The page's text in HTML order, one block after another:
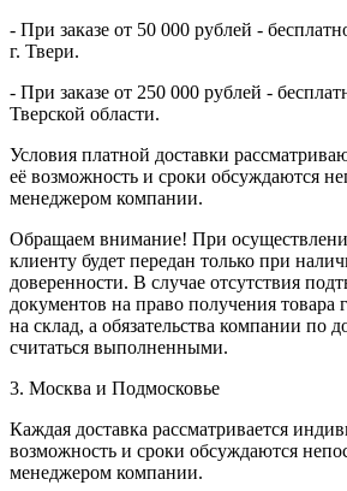
- При заказе от 50 000 рублей -
г. Твери.
- При заказе от 250 000 рублей -
Тверской области.
Условия платной доставки
её возможность и сроки обсуждаются
менеджером компании.
Обращаем внимание! При
клиенту будет передан только при
доверенности. В случае отсутствия
документов на право получения товара
на склад, а обязательства компании по
считаться выполненными.
3. Москва и Подмосковье
Каждая доставка рассматривается
возможность и сроки обсуждаются
менеджером компании.